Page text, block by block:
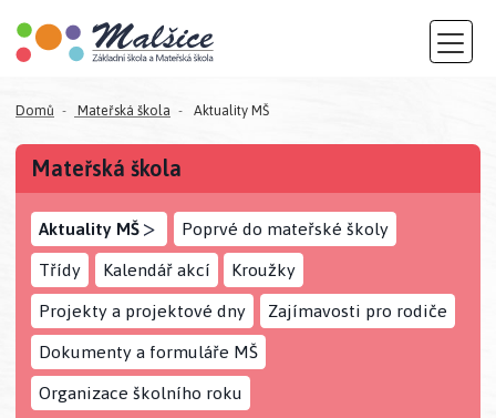
Domů Mateřská škola Aktuality MŠ
Mateřská škola
Aktuality MŠ > Poprvé do mateřské školy
Třídy Kalendář akcí Kroužky
Projekty a projektové dny Zajímavosti pro rodiče
Dokumenty a formuláře MŠ
Organizace školního roku